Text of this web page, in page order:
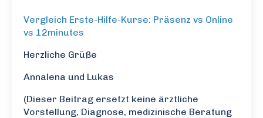
Vergleich Erste-Hilfe-Kurse: Präsenz vs Online
vs 12minutes
Herzliche Grüße
Annalena und Lukas
(Dieser Beitrag ersetzt keine ärztliche
Vorstellung, Diagnose, medizinische Beratung